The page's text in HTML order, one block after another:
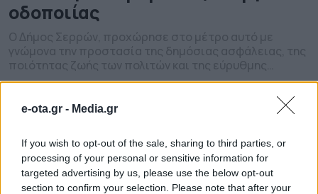
e-ota.gr - Media.gr
If you wish to opt-out of the sale, sharing to third parties, or
processing of your personal or sensitive information for
targeted advertising by us, please use the below opt-out
section to confirm your selection. Please note that after your
οδοποιίας
λειτουργίας της πόλης.